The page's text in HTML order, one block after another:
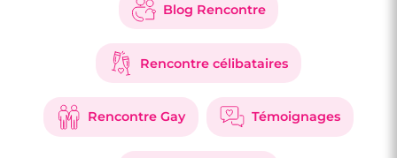
Blog Rencontre
Rencontre célibataires
Rencontre Gay Témoignages